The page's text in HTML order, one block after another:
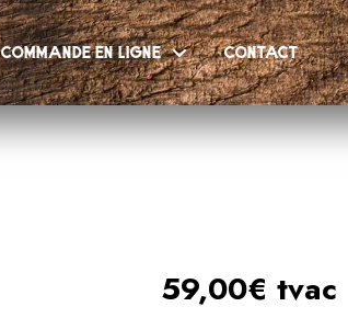
commande en ligne contact
59,00€ tvac